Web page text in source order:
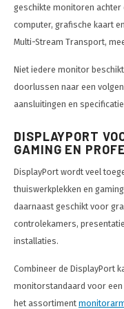
geschikte monitoren
computer, grafische kaart
Multi-Stream Transport,
Niet iedere monitor
doorlussen naar een
aansluitingen en
DISPLAYPORT
GAMING EN
DisplayPort wordt veel
thuiswerkplekken en
daarnaast geschikt voor
controlekamers,
installaties.
Combineer de DisplayPort
monitorstandaard voor
het assortiment